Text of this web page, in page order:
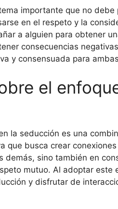
importante que no
en el respeto y la
a alguien para obtener
consecuencias
y consensuada para
el
la seducción es una
que busca crear
demás, sino también en
mutuo. Al adoptar este
y disfrutar de